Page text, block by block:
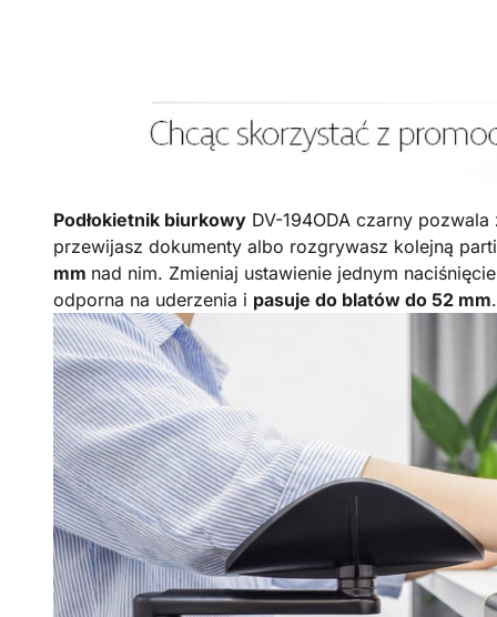
Podłokietnik biurkowy DV-194ODA czarny
przewijasz dokumenty albo rozgrywasz kolejną
mm nad nim. Zmieniaj ustawienie jednym
odporna na uderzenia i pasuje do blatów do 52 mm